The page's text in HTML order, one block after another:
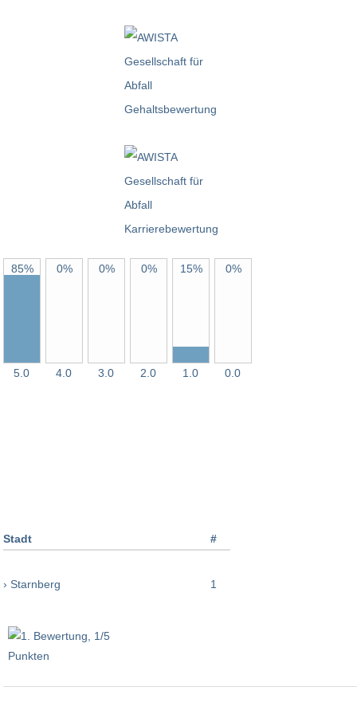
85%
5.0
0%
4.0
0%
3.0
0%
2.0
15%
1.0
0%
0.0
Stadt #
› Starnberg 1